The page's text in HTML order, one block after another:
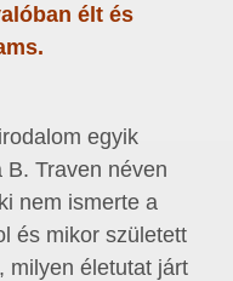
élt és
egyik
B. Traven néven
nem ismerte a
és mikor született
milyen életutat járt